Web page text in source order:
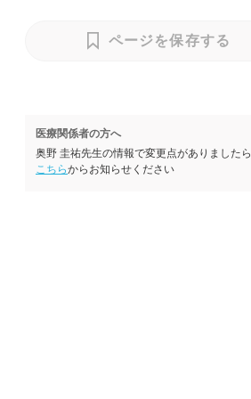
ページを保存する
医療関係者の方へ
奥野 圭祐先生の情報で変更点がありましたら
こちらからお知らせください